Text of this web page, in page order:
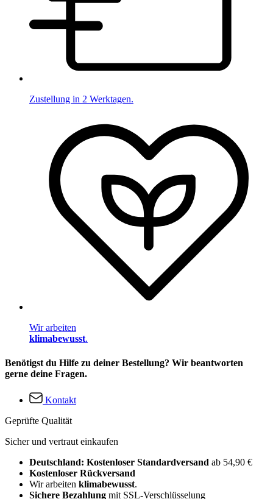
Zustellung in 2 Werktagen.
Wir arbeiten
klimabewusst.
Benötigst du Hilfe zu deiner Bestellung? Wir beantworten
gerne deine Fragen.
Kontakt
Geprüfte Qualität
Sicher und vertraut einkaufen
Deutschland: Kostenloser Standardversand ab 54,90 €
Kostenloser Rückversand
Wir arbeiten klimabewusst.
Sichere Bezahlung mit SSL-Verschlüsselung